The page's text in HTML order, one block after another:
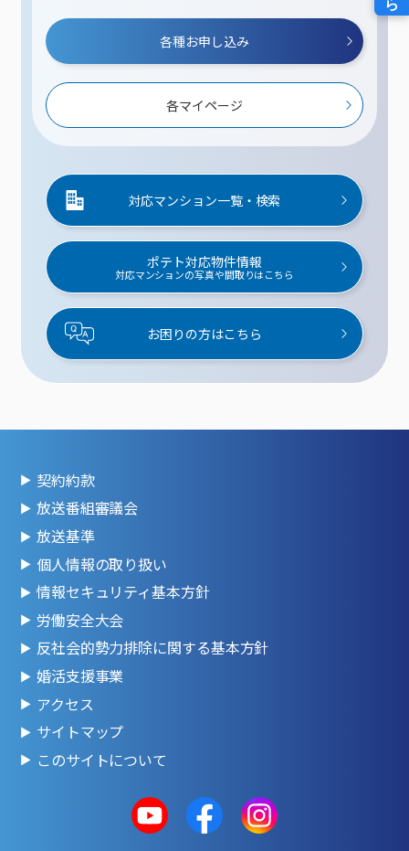
各種お申し込み
各マイページ
対応マンション一覧・検索
ポテト対応物件情報
対応マンションの写真や間取りはこちら
お困りの方はこちら
契約約款
放送番組審議会
放送基準
個人情報の取り扱い
情報セキュリティ基本方針
労働安全大会
反社会的勢力排除に関する基本方針
婚活支援事業
アクセス
サイトマップ
このサイトについて